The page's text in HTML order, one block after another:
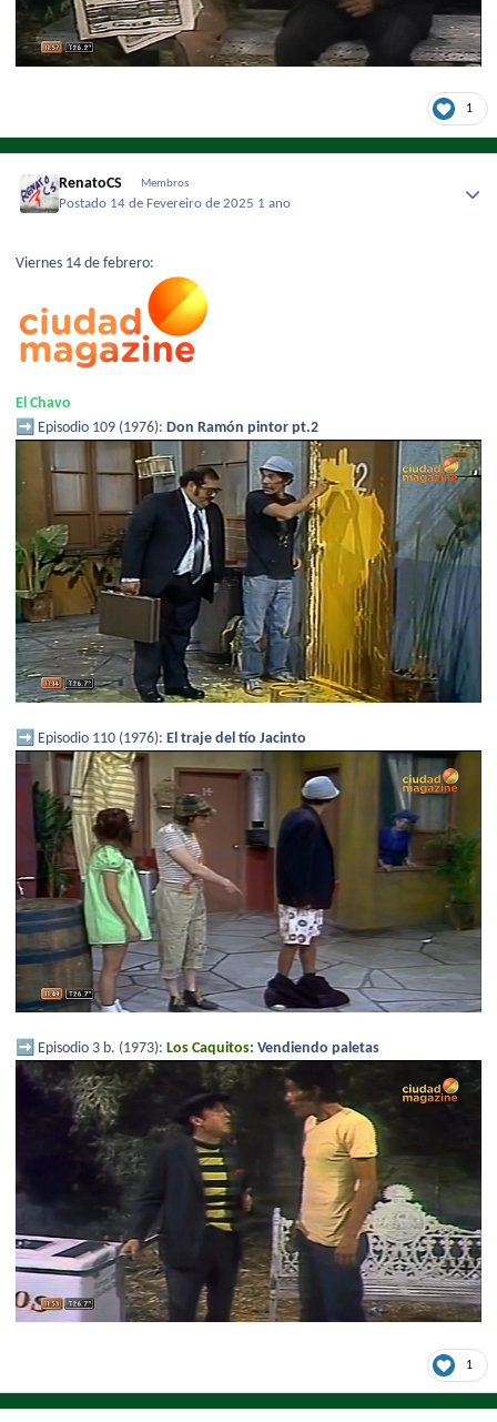
1
RenatoCS Membros
Postado 14 de Fevereiro de 2025 1 ano
Viernes 14 de febrero:
El Chavo
➡️ Episodio 109 (1976): Don Ramón pintor pt.2
➡️ Episodio 110 (1976): El traje del tío Jacinto
➡️ Episodio 3 b. (1973): Los Caquitos: Vendiendo paletas
1